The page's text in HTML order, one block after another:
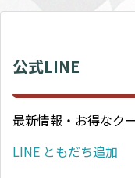
公式LINE
最新情報・お得なク
LINE ともだち追加